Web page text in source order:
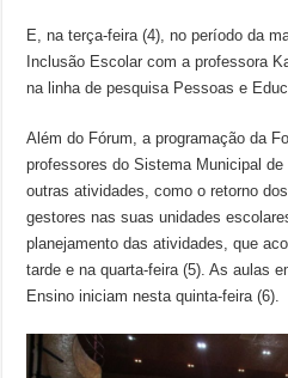
E, na terça-feira (4), no período da
Inclusão Escolar com a professora
na linha de pesquisa Pessoas e
Além do Fórum, a programação da
professores do Sistema Municipal
outras atividades, como o retorno
gestores nas suas unidades
planejamento das atividades, que
tarde e na quarta-feira (5). As aulas
Ensino iniciam nesta quinta-feira (6).